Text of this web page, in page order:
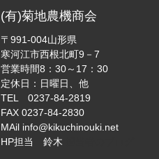
(有)菊地農機商会
〒991-004山形県
寒河江市西根北町9－7
営業時間8：30～17：30
定休日：日曜日、他
TEL 0237-84-2819
FAX 0237-84-2830
MAil info@kikuchinouki.net
HP担当 鈴木